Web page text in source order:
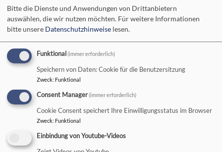
KMD
Kirchenmusikalischer
Jubiläumsreigen
stand in der
Bitte die Dienste und Anwendungen von Drittanbietern
auswählen, die wir nutzen möchten. Für weitere Informationen
bitte unsere Datenschutzhinweise lesen.
Funktional (immer erforderlich)
Speichern von Daten: Cookie für die Benutzersitzung
Zweck: Funktional
Consent Manager(immer erforderlich)
Cookie Consent speichert Ihre Einwilligungsstatus im Browser
Zweck: Funktional
Einbindung von Youtube-Videos